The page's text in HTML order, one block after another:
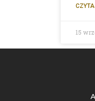
15